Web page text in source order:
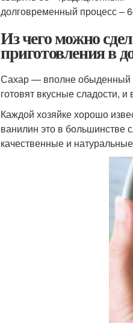
долговременный процесс –
Из чего можно
приготовления в
Сахар — вполне обыденный
готовят вкусные сладости,
Каждой хозяйке хорошо
ванилин это в большинстве
качественные и